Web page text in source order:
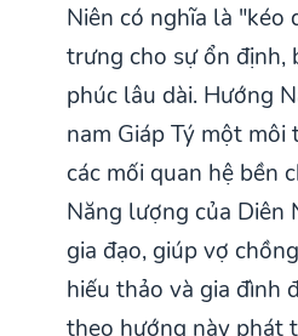
Niên có nghĩa là "kéo
trưng cho sự ổn định,
phúc lâu dài. Hướng
nam Giáp Tý một
các mối quan hệ bền
Năng lượng của Diên
gia đạo, giúp vợ
hiếu thảo và gia đình
theo hướng này phát